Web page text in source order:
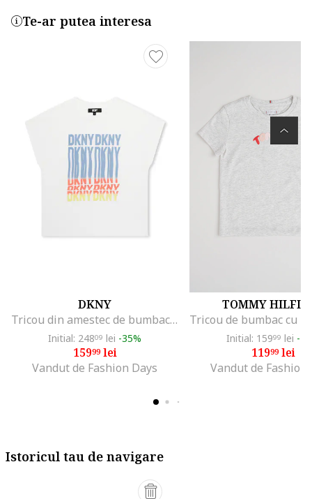
Te-ar putea interesa
DKNY
Tricou din amestec de bumbac cu imprimeu logo, Alb
Initial: 24809 lei -35%
15999lei
Vandut de Fashion Days
TOMMY
Initial: 15999 lei -
11999lei
Vandut de Fashion
Istoricul tau de navigare